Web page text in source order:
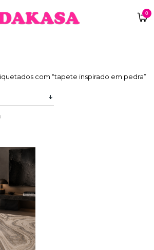
0
Sobre nós
Contatos e moradas
Trocas e Devoluções
Termos e condições
com “tapete inspirado em pedra”